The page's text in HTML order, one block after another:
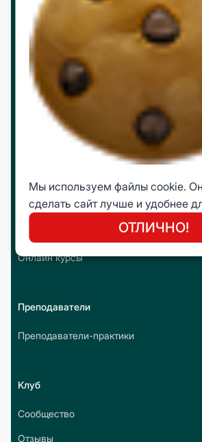
Реквизиты и контакты
Партнерство
Работа в ЦБО
Программы
Корпоративное обучение
Интеллектуальные путешествия
Молодежная Бизнес Лига (МБЛ)
Онлайн курсы
Преподаватели
Преподаватели-практики
Клуб
Сообщество
Отзывы
Мы используем файлы cookie.
сделать сайт лучше и удобнее
ОТЛИЧНО!